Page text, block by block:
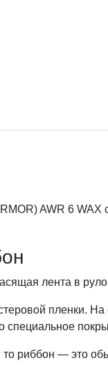
AWR 6
лента в
пленки.
специальное
риббон — это